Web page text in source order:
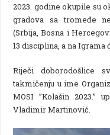
2023. godine okupile su
gradova sa tromeđe
(Srbija, Bosna i
13 disciplina, a na
Riječi doborodošlice
takmičenju u ime
MOSI ”Kolašin 2023.”
Vladimir Martinović.